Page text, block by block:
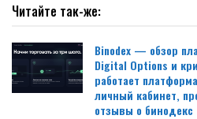
Читайте так-же:
Binodex — обзор
Digital Options и
работает
личный кабинет,
отзывы о бинодекс